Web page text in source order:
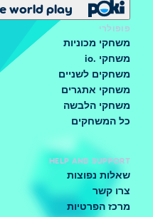
world play
פופולרי
משחקי מכוניות
משחקי .io
משחקים לשניים
משחקי אתגרים
משחקי הלבשה
כל המשחקים
HELP AND SUPPORT
שאלות נפוצות
צרו קשר
מרכז הפרטיות